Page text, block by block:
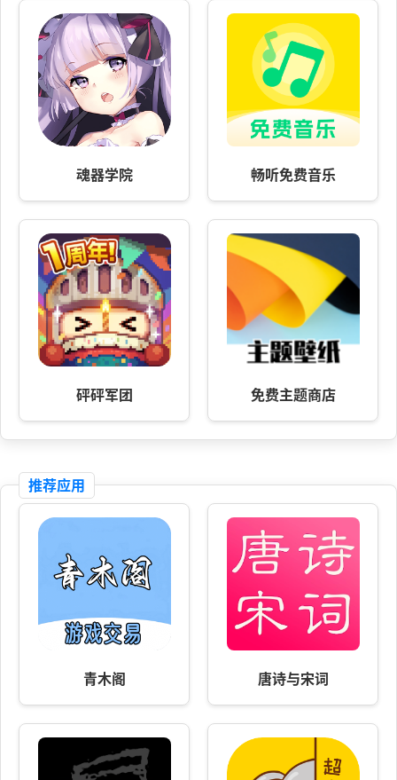
魂器学院 畅听免费音乐
砰砰军团 免费主题商店
推荐应用
青木阁 唐诗与宋词